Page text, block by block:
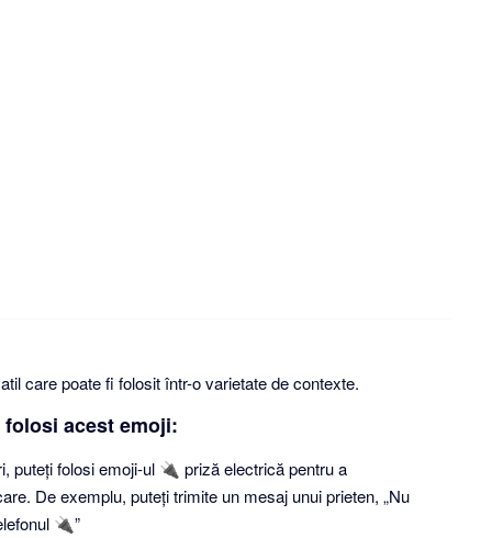
care poate fi folosit într-o varietate de contexte.
acest emoji:
puteți folosi emoji-ul 🔌 priză electrică pentru a
De exemplu, puteți trimite un mesaj unui prieten, „Nu
🔌”